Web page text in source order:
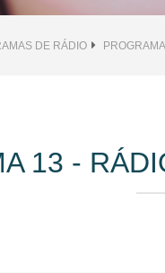
DE RÁDIO
13 -